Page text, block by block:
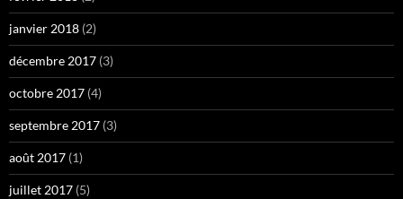
janvier 2018 (2)
décembre 2017 (3)
octobre 2017 (4)
septembre 2017 (3)
août 2017 (1)
juillet 2017 (5)